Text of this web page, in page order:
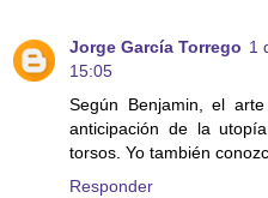
Jorge García Torrego 1
15:05
Según Benjamin, el
anticipación de la
torsos. Yo también
Responder